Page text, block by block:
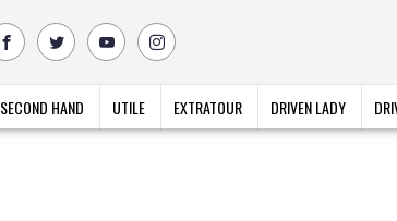
SECOND HAND UTILE EXTRATOUR DRIVEN LADY